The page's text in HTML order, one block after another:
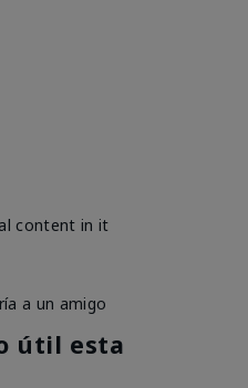
content in it
a un amigo
útil esta